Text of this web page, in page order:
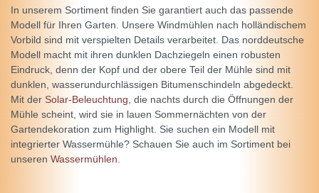
In unserem Sortiment finden Sie garantiert auch das passende
Modell für Ihren Garten. Unsere Windmühlen nach holländischem
Vorbild sind mit verspielten Details verarbeitet. Das norddeutsche
Modell macht mit ihren dunklen Dachziegeln einen robusten
Eindruck, denn der Kopf und der obere Teil der Mühle sind mit
dunklen, wasserundurchlässigen Bitumenschindeln abgedeckt.
Mit der Solar-Beleuchtung, die nachts durch die Öffnungen der
Mühle scheint, wird sie in lauen Sommernächten von der
Gartendekoration zum Highlight. Sie suchen ein Modell mit
integrierter Wassermühle? Schauen Sie auch im Sortiment bei
unseren Wassermühlen.